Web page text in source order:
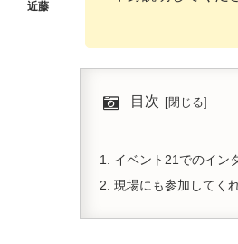
目次
イベント21でのイン
現場にも参加してく